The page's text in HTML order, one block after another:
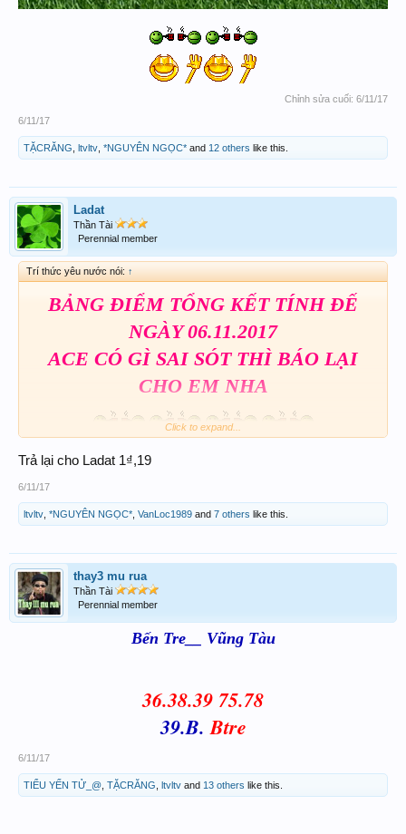
Chỉnh sửa cuối: 6/11/17
6/11/17
TẶCRĂNG ltvltv *NGUYÊN NGỌC* and 12 others like this.
Ladat
Thần Tài
Perennial member
Trí thức yêu nước nói: ↑
BẢNG ĐIỂM TỔNG KẾT TÍNH ĐẾ
NGÀY 06.11.2017
ACE CÓ GÌ SAI SÓT THÌ BÁO LẠI
CHO EM NHA
p/s: ACE thông cảm chịu khó zoom in lên
View attachment 119323
View attachment 119326
View attachment 119325
Click to expand...
Trả lại cho Ladat 1₫,19
6/11/17
ltvltv *NGUYÊN NGỌC* VanLoc1989 and 7 others like this.
thay3 mu rua
Thần Tài
Perennial member
Bến Tre__ Vũng Tàu
36.38.39 75.78
39.B. Btre
6/11/17
TIỂU YẾN TỬ_@ TẶCRĂNG ltvltv and 13 others like this.